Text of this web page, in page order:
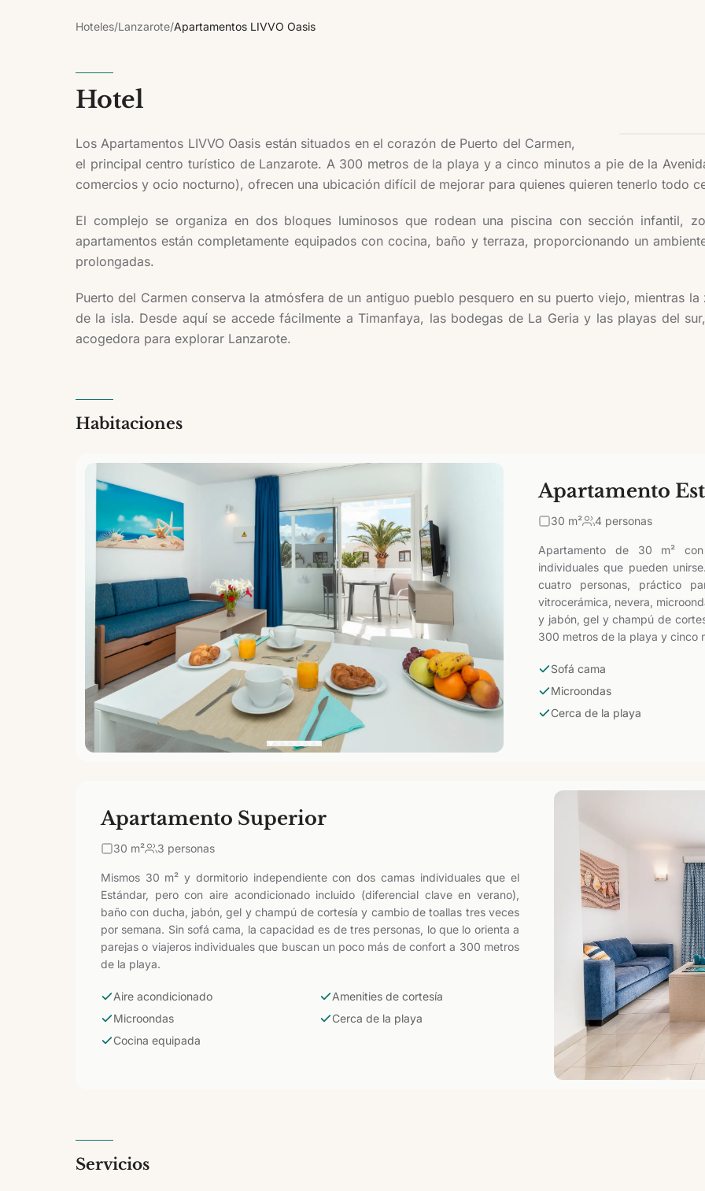
Hoteles/Lanzarote/Apartamentos LIVVO Oasis
Hotel
Los Apartamentos LIVVO Oasis están situados en el corazón de Puerto del Carmen,
el principal centro turístico de Lanzarote. A 300 metros de la playa y a cinco minutos a pie de la
comercios y ocio nocturno), ofrecen una ubicación difícil de mejorar para quienes quieren tenerlo todo
El complejo se organiza en dos bloques luminosos que rodean una piscina con sección infantil,
apartamentos están completamente equipados con cocina, baño y terraza, proporcionando un
prolongadas.
Puerto del Carmen conserva la atmósfera de un antiguo pueblo pesquero en su puerto viejo, mientras
de la isla. Desde aquí se accede fácilmente a Timanfaya, las bodegas de La Geria y las playas del
acogedora para explorar Lanzarote.
Habitaciones
Apartamento
30 m² 4 personas
Apartamento de 30 m²
individuales que pueden
cuatro personas, práctico
vitrocerámica, nevera,
y jabón, gel y champú de
300 metros de la playa y cinco
Sofá cama
Microondas
Cerca de la playa
Apartamento Superior
30 m² 3 personas
Mismos 30 m² y dormitorio independiente con dos camas individuales que el
Estándar, pero con aire acondicionado incluido (diferencial clave en verano),
baño con ducha, jabón, gel y champú de cortesía y cambio de toallas tres veces
por semana. Sin sofá cama, la capacidad es de tres personas, lo que lo orienta a
parejas o viajeros individuales que buscan un poco más de confort a 300 metros
de la playa.
Aire acondicionado
Amenities de cortesía
Microondas
Cerca de la playa
Cocina equipada
Servicios